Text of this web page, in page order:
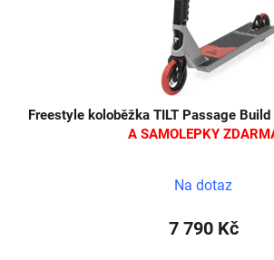
Freestyle koloběžka TILT Passage
A SAMOLEPKY
Na dotaz
7 790 Kč